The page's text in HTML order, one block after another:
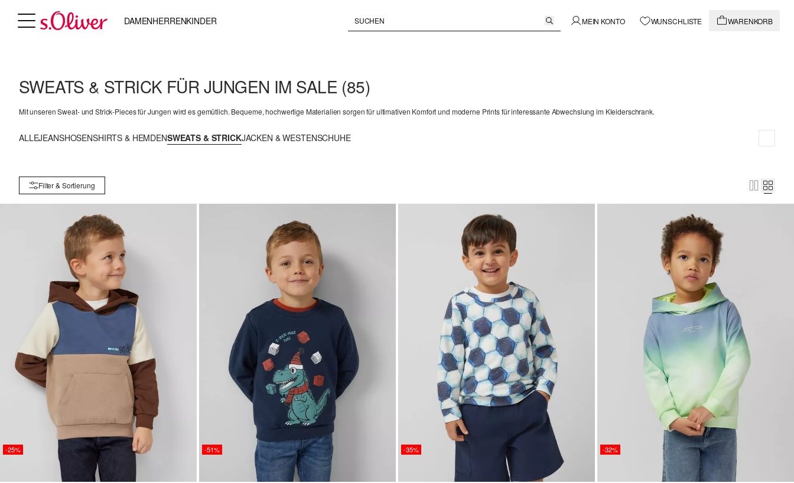
DAMENHERRENKINDER MEIN KONTO WUNSCHLISTE WARENKORB
SWEATS & STRICK FÜR JUNGEN IM SALE (85)
Mit unseren Sweat- und Strick-Pieces für Jungen wird es gemütlich. Bequeme, hochwertige Materialien sorgen für ultimativen Komfort und moderne Prints für interessante Abwechslung im Kleiderschrank.
ALLEJEANSHOSENSHIRTS & HEMDENSWEATS & STRICKJACKEN & WESTENSCHUHE
Filter & Sortierung
-25% -51% -35% -32%